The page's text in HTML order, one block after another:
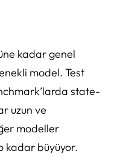
kadar genel
model. Test
state-
uzun ve
modeller
kadar büyüyor.